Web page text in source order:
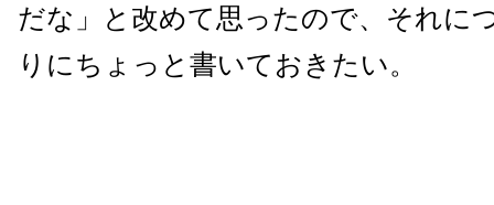
だな」と改めて思ったので、それに
りにちょっと書いておきたい。